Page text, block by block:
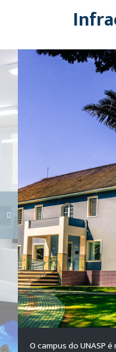
O campus do UNASP